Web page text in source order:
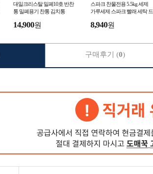
대일크리스탈 밀폐10호 반찬
통 밀폐용기 찬통 김치통
14,900원
스파크 찬물전용 5.5kg 세제
가루세제 스파크 빨래 세탁 드
제 찬물세제-TJ
8,940원
구매후기 (0)